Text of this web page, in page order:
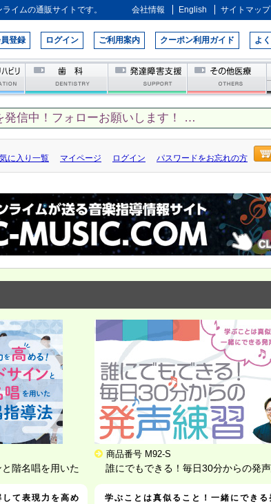
イムの通販サイトです。 会社情報 English サイトマップ
登録 ログイン ご利用案内 クーポン利用ガイド よ
信中！フォローお願いします！ …
に入り一覧 マイページ ログイン パスワードをお忘れの方
階名唱を用いた
て表現力を高め
商品番号 M92-S
誰にでもできる！毎日30分からの発
学ぶことは真似ること！一緒にできる